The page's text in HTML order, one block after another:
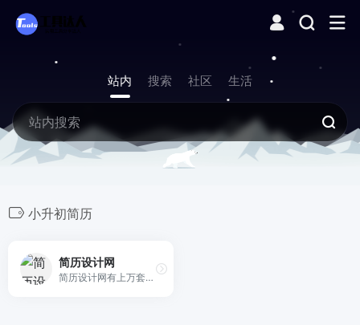
站内 搜索 社区 生活
小升初简历
简历设计网
简历设计网有上万套好看的个人简历模板，Word格式简历模板免费下载，包含中文简历模板、表格简历模板、英文简历模板、小升初简历模板、求职简历模板，永久免费下载，智能的在线简历编辑器，快速制作优秀简历一键导出。